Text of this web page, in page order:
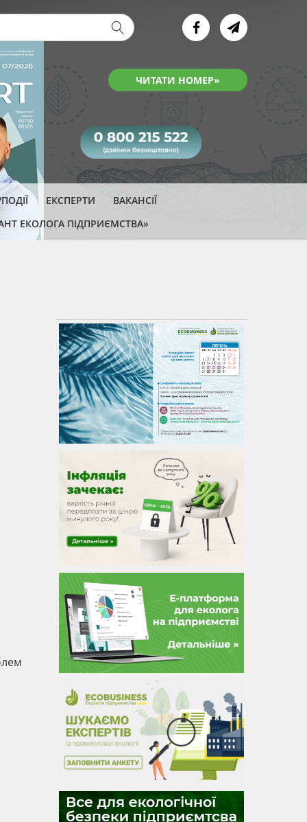
ЧИТАТИ НОМЕР»
форма
ЕКСПЕРТИ
ВАКАНСІЇ
ЕКОЛОГА ПІДПРИЄМСТВА»